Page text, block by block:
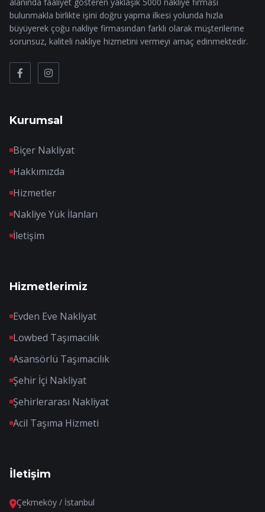
bulunmakla birlikte işini doğru yapma ilkesi yolunda hızla
büyüyerek çoğu nakliye firmasından farklı olarak müşterilerine
sorunsuz, kaliteli nakliye hizmetini vermeyi amaç edinmektedir.
Kurumsal
Biçer Nakliyat
Hakkımızda
Hizmetler
Nakliye Yük İlanları
İletişim
Hizmetlerimiz
Evden Eve Nakliyat
Lowbed Taşımacılık
Asansörlü Taşımacılık
Şehir İçi Nakliyat
Şehirlerarası Nakliyat
Acil Taşıma Hizmeti
İletişim
Çekmeköy / İstanbul